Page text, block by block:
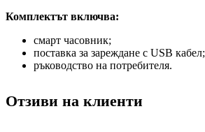
Комплектът включва:
смарт часовник;
поставка за зареждане с USB кабел;
ръководство на потребителя.
Отзиви на клиенти